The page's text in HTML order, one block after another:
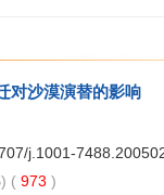
对沙漠演替的影响
j.1001-
( 973 )